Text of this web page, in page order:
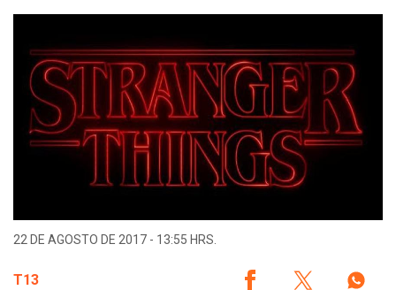
22 DE AGOSTO DE 2017 - 13:55 HRS.
T13